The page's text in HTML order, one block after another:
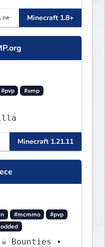
NOW!
Minecraft 1.8+
#pvp
#smp
Minecraft 1.21.11
#mcmmo
#pvp
☠ Bounties •